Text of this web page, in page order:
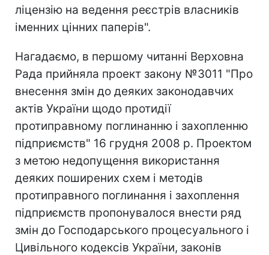
ліцензію на ведення реєстрів власників
іменних цінних паперів".
Нагадаємо, в першому читанні Верховна
Рада прийняла проект закону №3011 "Про
внесення змін до деяких законодавчих
актів України щодо протидії
протиправному поглинанню і захопленню
підприємств" 16 грудня 2008 р. Проектом
з метою недопущення використання
деяких поширених схем і методів
протиправного поглинання і захоплення
підприємств пропонувалося внести ряд
змін до Господарського процесуального і
Цивільного кодексів України, законів